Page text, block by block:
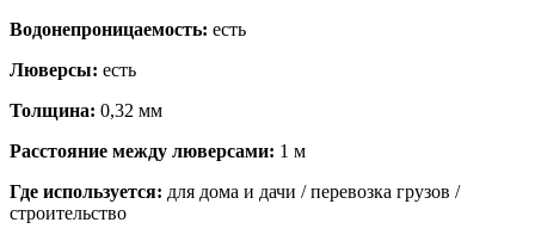
Водонепроницаемость: есть
Люверсы: есть
Толщина: 0,32 мм
Расстояние между люверсами: 1 м
Где используется: для дома и дачи / перевозка грузов /
строительство